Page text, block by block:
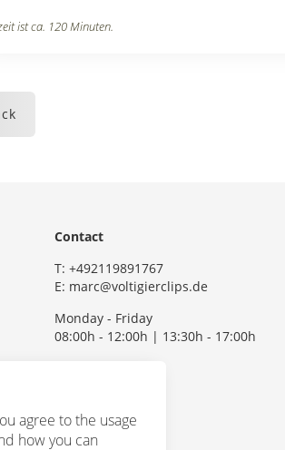
agree to the usage
how you can
ist ca. 120 Minuten.
Contact
T: +492119891767
E: marc@voltigierclips.de
Monday - Friday
08:00h - 12:00h | 13:30h - 17:00h